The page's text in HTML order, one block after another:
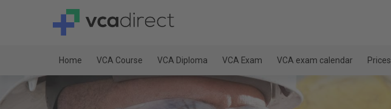
Home VCA Course VCA Diploma VCA Exam VCA exam calendar Prices